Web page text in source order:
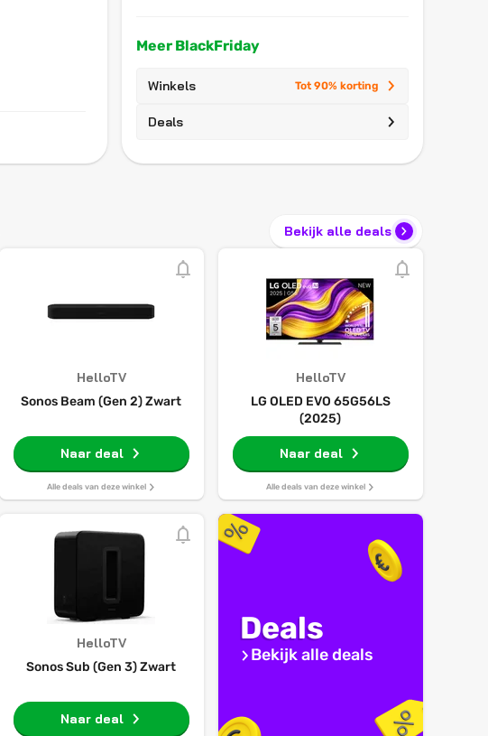
Meer BlackFriday
Winkels Tot 90% korting
Deals
Bekijk alle deals
HelloTV
Sonos Beam (Gen 2) Zwart
Naar deal
Alle deals van deze winkel
HelloTV
LG OLED EVO 65G56LS
(2025)
Naar deal
Alle deals van deze winkel
HelloTV
Sonos Sub (Gen 3) Zwart
Naar deal
Deals
Bekijk alle deals